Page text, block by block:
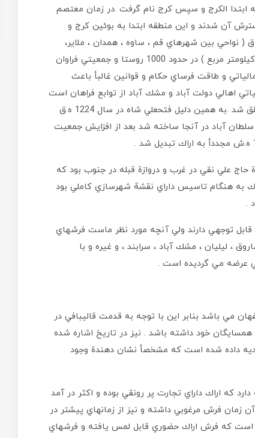
ابتدا الكرج و سپس كرج نام گرفت .در زمان معتصم
آن شدند و اين منطقه ابتدا به بوئين كرج و
نواحي بين شهرهاي قم ، ساوه ، همدان ، ملاير،
بروجرد، گلپايگان و اصفهان ) به علت وسعت زياد ( نزديك به 9000 كيلومتر مربع ) در حدود 1000 روستا و جمعيتي فراوان
و طاقت فرساي حكام و قوانين غالبأ باعث
اهالي دولت آباد و مشك آباد از توابع فراهان است
كه در زمان فتحعلي شاه موجب لشكركشي سپهدار و ويراني اين مناطق شد .به همين دليل فتحعلي شاه در سال 1224 ه.ق
آباد در آنجا ساخته شد بعد از افزايش جمعيت
حاج علي نقي در غرب و دروازة قبله در جنوب بود كه
به هنگام تاسيس داراي نقشة شهرسازي كاملي بود
.
توجهي دارند ولي آنچه مورد نظر ماست فرشهاي
ليليان ، مشك آباد ، سرابند ، و غيره و با
عرضه مي گرديده است .
مي باشد بنابر اين با توجه به قدمت قاليبافي در
خود داشته باشد . نيز در تاريخ اشاره شده
داده شده است كه مشخصأ نشان دهندة وجود
به اين نكته دارد كه اراك داراي تجارت پر رونقي بوده و اكثر در آمد
زمان فرش مرغوبي داشته و نيز از زمانهاي پيشتر در
است كه فرش اراك حضوري قابل لمس يافته و فرشهاي